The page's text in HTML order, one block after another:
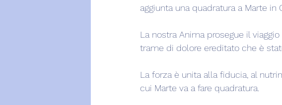
aggiunta una quadratura a Marte in
La nostra Anima prosegue il
trame di dolore ereditato che è
La forza è unita alla fiducia, al
cui Marte va a fare quadratura.